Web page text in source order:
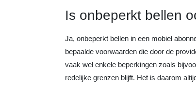
Is onbeperkt bellen
Ja, onbeperkt bellen in een mobiel
bepaalde voorwaarden die door de
vaak wel enkele beperkingen zoals
redelijke grenzen blijft. Het is daarom